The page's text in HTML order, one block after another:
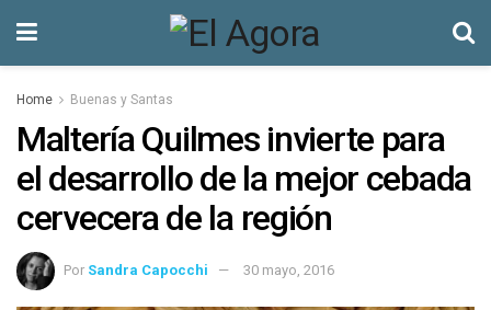
Home Buenas y Santas
Maltería Quilmes invierte para
el desarrollo de la mejor cebada
cervecera de la región
Por Sandra Capocchi 30 mayo, 2016